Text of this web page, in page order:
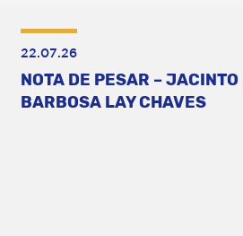
22.07.26
NOTA DE PESAR – JACINTO
BARBOSA LAY CHAVES